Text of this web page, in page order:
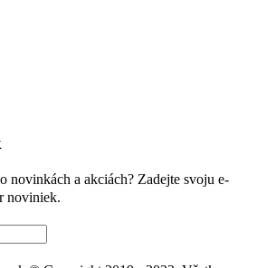
novinkách a akciách? Zadejte svoju e-
noviniek.